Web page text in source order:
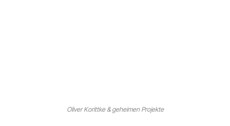
Oliver Korittke & geheimen Projekte